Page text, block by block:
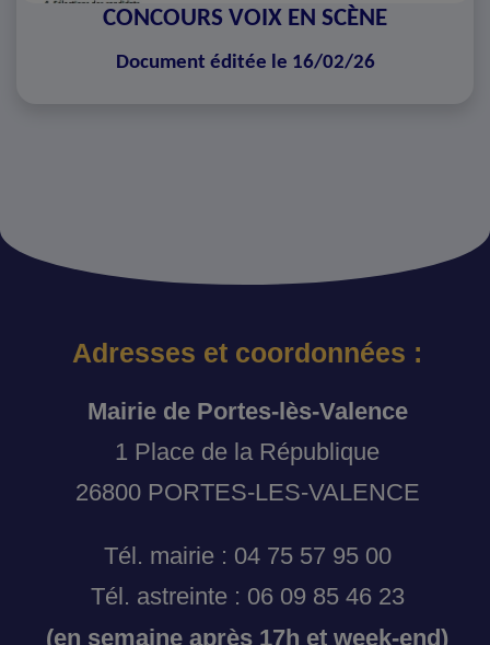
CONCOURS VOIX EN SCÈNE
Document éditée le 16/02/26
Adresses et coordonnées :
Mairie de Portes-lès-Valence
1 Place de la République
26800 PORTES-LES-VALENCE
Tél. mairie : 04 75 57 95 00
Tél. astreinte : 06 09 85 46 23
(en semaine après 17h et week-end)